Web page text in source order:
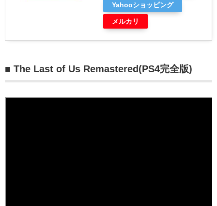
Yahooショッピング
メルカリ
■ The Last of Us Remastered(PS4完全版)